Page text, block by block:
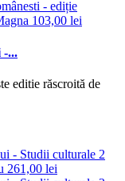
-...
editie răscroită de